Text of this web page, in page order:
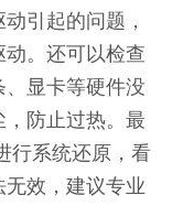
引起的问题，
。还可以检查
、显卡等硬件没
防止过热。最
行系统还原，看
效，建议专业